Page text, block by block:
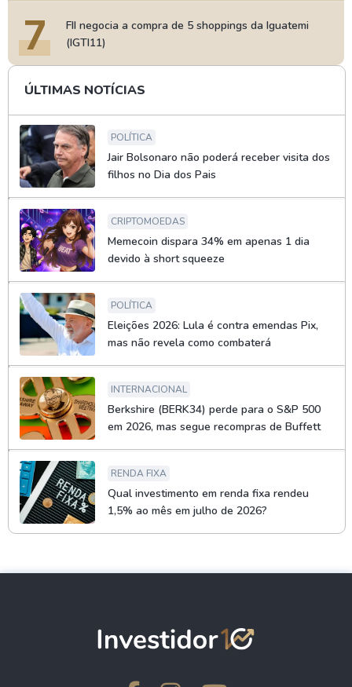
7
FII negocia a compra de 5 shoppings da Iguatemi
(IGTI11)
ÚLTIMAS NOTÍCIAS
POLÍTICA
Jair Bolsonaro não poderá receber visita dos
filhos no Dia dos Pais
CRIPTOMOEDAS
Memecoin dispara 34% em apenas 1 dia
devido à short squeeze
POLÍTICA
Eleições 2026: Lula é contra emendas Pix,
mas não revela como combaterá
INTERNACIONAL
Berkshire (BERK34) perde para o S&P 500
em 2026, mas segue recompras de Buffett
RENDA FIXA
Qual investimento em renda fixa rendeu
1,5% ao mês em julho de 2026?